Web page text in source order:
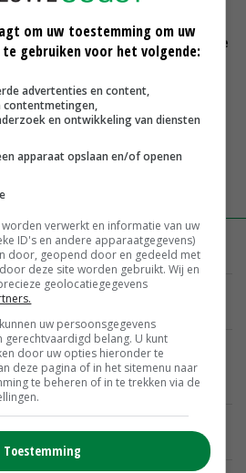
Brok; voor een snelle start en mooie
in Lelystad liet echt zien wat
Bodemverbeteraars
– Natuurinclusieve
om uw toestemming om uw
gebruiken voor het volgende:
advertenties en content,
contentmetingen,
en ontwikkeling van diensten
apparaat opslaan en/of openen
verwerkt en informatie van uw
ID's en andere apparaatgegevens)
door, geopend door en gedeeld met
deze site worden gebruikt. Wij en
geolocatiegegevens
uw persoonsgegevens
gerechtvaardigd belang. U kunt
door uw opties hieronder te
deze pagina of in het sitemenu naar
te beheren of in te trekken via de
Toestemming